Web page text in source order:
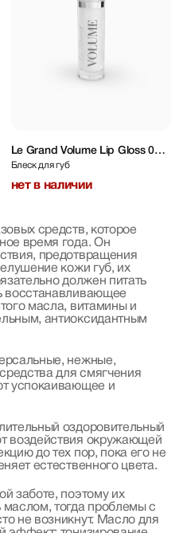
Le Grand Volume Lip Gloss 01
Pearl 3 ml
Блеск для губ
нет в наличии
средств, которое
время года. Он
предотвращения
кожи губ, их
должен питать
восстанавливающее
масла, витамины и
антиоксидантным
нежные,
для смягчения
успокаивающее и
оздоровительный
воздействия окружающей
до тех пор, пока его не
естественного цвета.
заботе, поэтому их
маслом, тогда проблемы с
не возникнут. Масло для